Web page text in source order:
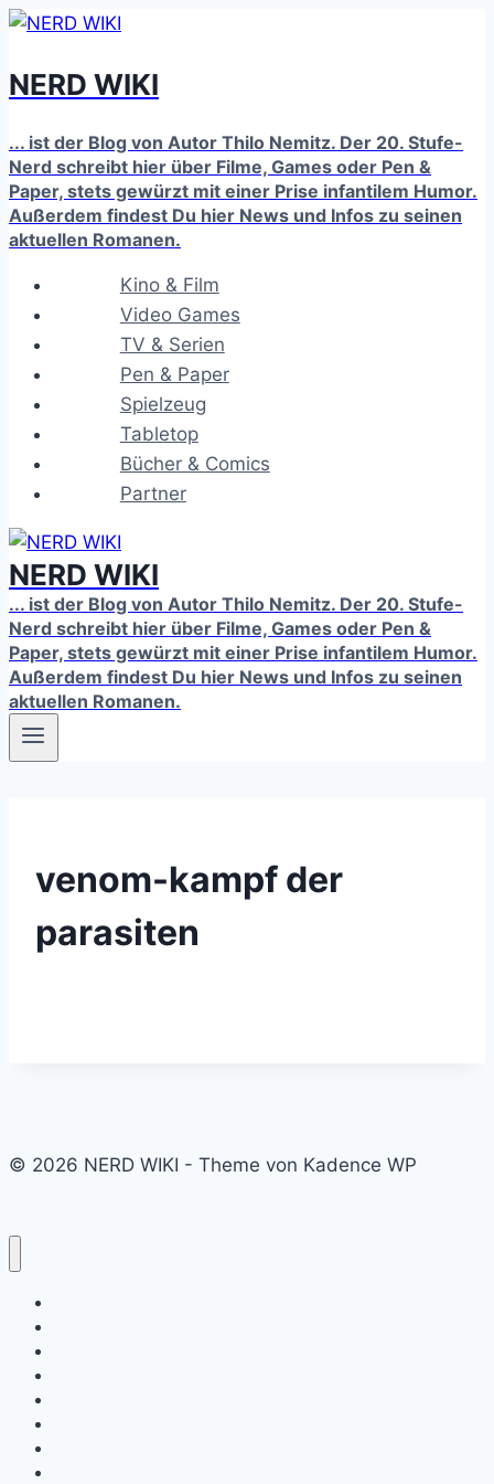
Zum
springen
NERD WIKI
... ist der Blog von Autor Thilo Nemitz. Der 20. Stufe-
Nerd schreibt hier über Filme, Games oder Pen &
Paper, stets gewürzt mit einer Prise infantilem Humor.
Außerdem findest Du hier News und Infos zu seinen
aktuellen Romanen.
Kino & Film
Video Games
TV & Serien
Pen & Paper
Spielzeug
Tabletop
Bücher & Comics
Partner
NERD WIKI
... ist der Blog von Autor Thilo Nemitz. Der 20. Stufe-
Nerd schreibt hier über Filme, Games oder Pen &
Paper, stets gewürzt mit einer Prise infantilem Humor.
Außerdem findest Du hier News und Infos zu seinen
aktuellen Romanen.
venom-kampf der
parasiten
© 2026 NERD WIKI - Theme von Kadence WP